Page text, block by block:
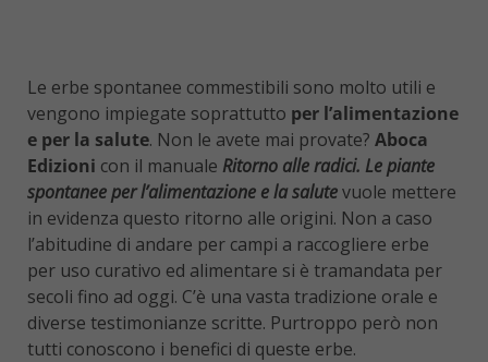
Le erbe spontanee commestibili sono molto utili e
vengono impiegate soprattutto per l’alimentazione
e per la salute. Non le avete mai provate? Aboca
Edizioni con il manuale Ritorno alle radici. Le piante
spontanee per l’alimentazione e la salutevuole mettere
in evidenza questo ritorno alle origini. Non a caso
l’abitudine di andare per campi a raccogliere erbe
per uso curativo ed alimentare si è tramandata per
secoli fino ad oggi. C’è una vasta tradizione orale e
diverse testimonianze scritte. Purtroppo però non
tutti conoscono i benefici di queste erbe.